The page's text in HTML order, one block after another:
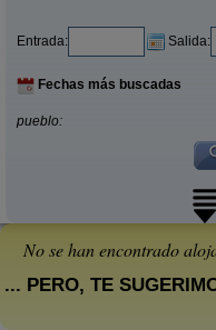
Entrada: Salida:
Fechas más buscadas
pueblo:
No se han encontrado
... PERO, TE